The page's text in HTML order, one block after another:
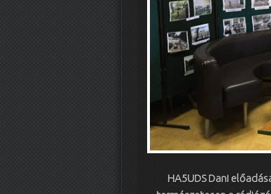
HA5UDS Dani